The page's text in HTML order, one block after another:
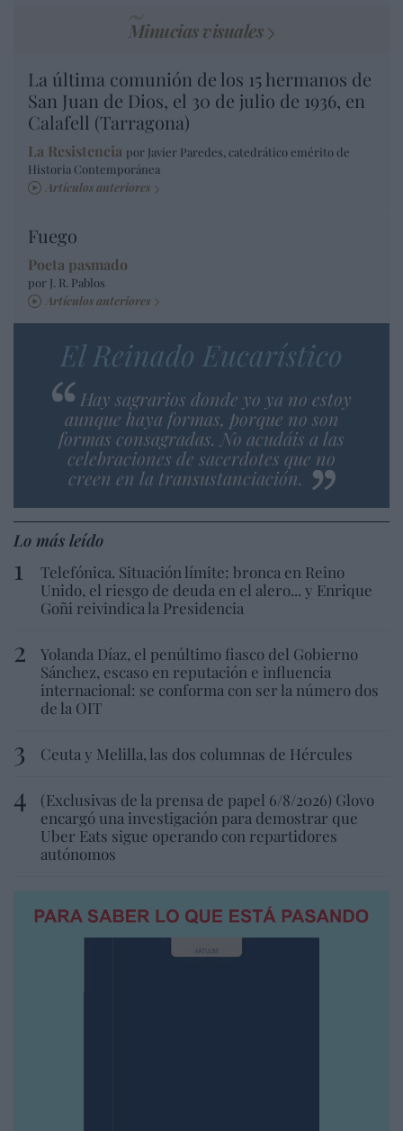
Minucias visuales
La última comunión de los 15 hermanos de
San Juan de Dios, el 30 de julio de 1936, en
Calafell (Tarragona)
La Resistencia por Javier Paredes, catedrático emérito de
Historia Contemporánea
Artículos anteriores
Fuego
Poeta pasmado
por J. R. Pablos
Artículos anteriores
El Reinado Eucarístico
Hay sagrarios donde yo ya no estoy
aunque haya formas, porque no son
formas consagradas. No acudáis a las
celebraciones de sacerdotes que no
creen en la transustanciación.
Lo más leído
Telefónica. Situación límite: bronca en Reino
Unido, el riesgo de deuda en el alero... y Enrique
Goñi reivindica la Presidencia
Yolanda Díaz, el penúltimo fiasco del Gobierno
Sánchez, escaso en reputación e influencia
internacional: se conforma con ser la número dos
de la OIT
Ceuta y Melilla, las dos columnas de Hércules
(Exclusivas de la prensa de papel 6/8/2026) Glovo
encargó una investigación para demostrar que
Uber Eats sigue operando con repartidores
autónomos